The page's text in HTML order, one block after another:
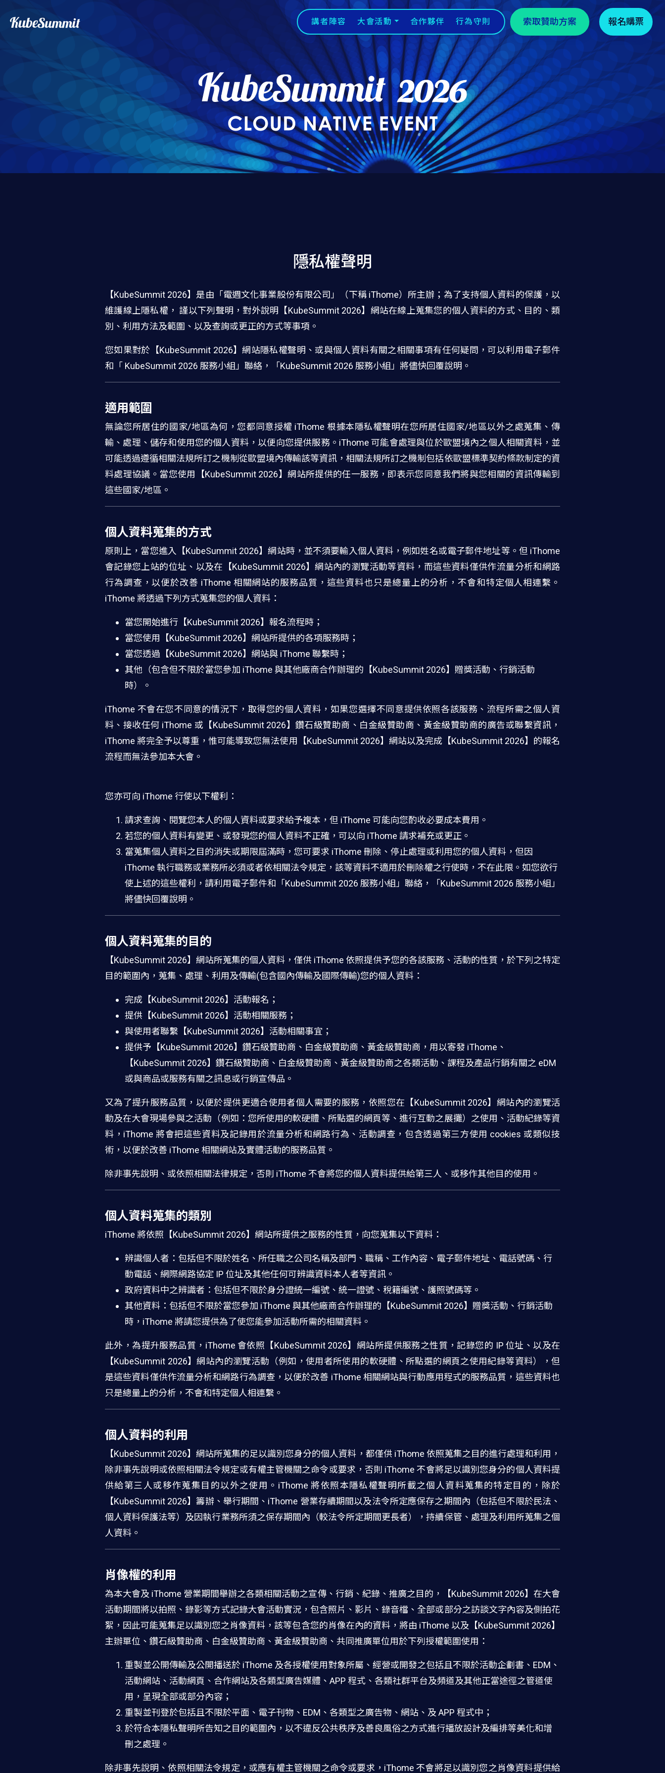
講者陣容 大會活動 合作夥伴 行為守則 索取贊助方案 報名購票
隱私權聲明
【KubeSummit 2026】是由「電週文化事業股份有限公司」（下稱 iThome）所主辦；為了支持個人資料的保護，以
維護線上隱私權， 謹以下列聲明，對外說明【KubeSummit 2026】網站在線上蒐集您的個人資料的方式、目的、類
別、利用方法及範圍、以及查詢或更正的方式等事項。
您如果對於【KubeSummit 2026】網站隱私權聲明、或與個人資料有關之相關事項有任何疑問，可以利用電子郵件
和「 KubeSummit 2026 服務小組」聯絡，「KubeSummit 2026 服務小組」將儘快回覆說明。
適用範圍
無論您所居住的國家/地區為何，您都同意授權 iThome 根據本隱私權聲明在您所居住國家/地區以外之處蒐集、傳
輸、處理、儲存和使用您的個人資料，以便向您提供服務。iThome 可能會處理與位於歐盟境內之個人相關資料，並
可能透過遵循相關法規所訂之機制從歐盟境內傳輸該等資訊，相關法規所訂之機制包括依歐盟標準契約條款制定的資
料處理協議。當您使用【KubeSummit 2026】網站所提供的任一服務，即表示您同意我們將與您相關的資訊傳輸到
這些國家/地區。
個人資料蒐集的方式
原則上，當您進入【KubeSummit 2026】網站時，並不須要輸入個人資料，例如姓名或電子郵件地址等。但 iThome
會記錄您上站的位址、以及在【KubeSummit 2026】網站內的瀏覽活動等資料，而這些資料僅供作流量分析和網路
行為調查，以便於改善 iThome 相關網站的服務品質，這些資料也只是總量上的分析，不會和特定個人相連繫。
iThome 將透過下列方式蒐集您的個人資料：
當您開始進行【KubeSummit 2026】報名流程時；
當您使用【KubeSummit 2026】網站所提供的各項服務時；
當您透過【KubeSummit 2026】網站與 iThome 聯繫時；
其他（包含但不限於當您參加 iThome 與其他廠商合作辦理的【KubeSummit 2026】贈獎活動、行銷活動
時）。
iThome 不會在您不同意的情況下，取得您的個人資料，如果您選擇不同意提供依照各該服務、流程所需之個人資
料、接收任何 iThome 或【KubeSummit 2026】鑽石級贊助商、白金級贊助商、黃金級贊助商的廣告或聯繫資訊，
iThome 將完全予以尊重，惟可能導致您無法使用【KubeSummit 2026】網站以及完成【KubeSummit 2026】的報名
流程而無法參加本大會。
您亦可向 iThome 行使以下權利：
請求查詢、閱覽您本人的個人資料或要求給予複本，但 iThome 可能向您酌收必要成本費用。
若您的個人資料有變更、或發現您的個人資料不正確，可以向 iThome 請求補充或更正。
當蒐集個人資料之目的消失或期限屆滿時，您可要求 iThome 刪除、停止處理或利用您的個人資料，但因
iThome 執行職務或業務所必須或者依相關法令規定，該等資料不適用於刪除權之行使時，不在此限。如您欲行
使上述的這些權利，請利用電子郵件和「KubeSummit 2026 服務小組」聯絡，「KubeSummit 2026 服務小組」
將儘快回覆說明。
個人資料蒐集的目的
【KubeSummit 2026】網站所蒐集的個人資料，僅供 iThome 依照提供予您的各該服務、活動的性質，於下列之特定
目的範圍內，蒐集、處理、利用及傳輸(包含國內傳輸及國際傳輸)您的個人資料：
完成【KubeSummit 2026】活動報名；
提供【KubeSummit 2026】活動相關服務；
與使用者聯繫【KubeSummit 2026】活動相關事宜；
提供予【KubeSummit 2026】鑽石級贊助商、白金級贊助商、黃金級贊助商，用以寄發 iThome、
【KubeSummit 2026】鑽石級贊助商、白金級贊助商、黃金級贊助商之各類活動、課程及產品行銷有關之 eDM
或與商品或服務有關之訊息或行銷宣傳品。
又為了提升服務品質，以便於提供更適合使用者個人需要的服務，依照您在【KubeSummit 2026】網站內的瀏覽活
動及在大會現場參與之活動（例如：您所使用的軟硬體、所點選的網頁等、進行互動之展攤）之使用、活動紀錄等資
料，iThome 將會把這些資料及記錄用於流量分析和網路行為、活動調查，包含透過第三方使用 cookies 或類似技
術，以便於改善 iThome 相關網站及實體活動的服務品質。
除非事先說明、或依照相關法律規定，否則 iThome 不會將您的個人資料提供給第三人、或移作其他目的使用。
個人資料蒐集的類別
iThome 將依照【KubeSummit 2026】網站所提供之服務的性質，向您蒐集以下資料：
辨識個人者：包括但不限於姓名、所任職之公司名稱及部門、職稱、工作內容、電子郵件地址、電話號碼、行
動電話、網際網路協定 IP 位址及其他任何可辨識資料本人者等資訊。
政府資料中之辨識者：包括但不限於身分證統一編號、統一證號、稅籍編號、護照號碼等。
其他資料：包括但不限於當您參加 iThome 與其他廠商合作辦理的【KubeSummit 2026】贈獎活動、行銷活動
時，iThome 將請您提供為了使您能參加活動所需的相關資料。
此外，為提升服務品質，iThome 會依照【KubeSummit 2026】網站所提供服務之性質，記錄您的 IP 位址、以及在
【KubeSummit 2026】網站內的瀏覽活動（例如，使用者所使用的軟硬體、所點選的網頁之使用紀錄等資料），但
是這些資料僅供作流量分析和網路行為調查，以便於改善 iThome 相關網站與行動應用程式的服務品質，這些資料也
只是總量上的分析，不會和特定個人相連繫。
個人資料的利用
【KubeSummit 2026】網站所蒐集的足以識別您身分的個人資料，都僅供 iThome 依照蒐集之目的進行處理和利用，
除非事先說明或依照相關法令規定或有權主管機關之命令或要求，否則 iThome 不會將足以識別您身分的個人資料提
供給第三人或移作蒐集目的以外之使用。iThome 將依照本隱私權聲明所載之個人資料蒐集的特定目的，除於
【KubeSummit 2026】籌辦、舉行期間、iThome 營業存續期間以及法令所定應保存之期間內（包括但不限於民法、
個人資料保護法等）及因執行業務所須之保存期間內（較法令所定期間更長者），持續保管、處理及利用所蒐集之個
人資料。
肖像權的利用
為本大會及 iThome 營業期間舉辦之各類相關活動之宣傳、行銷、紀錄、推廣之目的，【KubeSummit 2026】在大會
活動期間將以拍照、錄影等方式記錄大會活動實況，包含照片、影片、錄音檔、全部或部分之訪談文字內容及側拍花
絮，因此可能蒐集足以識別您之肖像資料，該等包含您的肖像在內的資料，將由 iThome 以及【KubeSummit 2026】
主辦單位、鑽石級贊助商、白金級贊助商、黃金級贊助商、共同推廣單位用於下列授權範圍使用：
重製並公開傳輸及公開播送於 iThome 及各授權使用對象所屬、經營或開發之包括且不限於活動企劃書、EDM、
活動網站、活動網頁、合作網站及各類型廣告媒體、APP 程式、各類社群平台及頻道及其他正當途徑之管道使
用，呈現全部或部分內容；
重製並刊登於包括且不限於平面、電子刊物、EDM、各類型之廣告物、網站、及 APP 程式中；
於符合本隱私聲明所告知之目的範圍內，以不違反公共秩序及善良風俗之方式進行播放設計及編排等美化和增
刪之處理。
除非事先說明、依照相關法令規定，或應有權主管機關之命令或要求，iThome 不會將足以識別您之肖像資料提供給